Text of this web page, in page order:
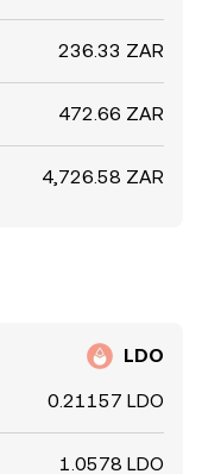
236.33 ZAR
472.66 ZAR
4,726.58 ZAR
LDO
0.21157 LDO
1.0578 LDO